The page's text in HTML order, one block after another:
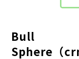
Bull
Sphere（